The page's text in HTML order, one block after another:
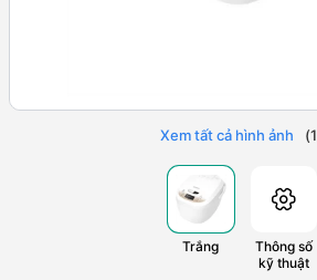
Xem tất cả hình ảnh (1
Trắng
Thông số
kỹ thuật